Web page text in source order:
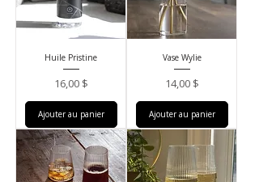
Huile Pristine
Prix
16,00 $
Ajouter au panier
Vase Wylie
Prix
14,00 $
Ajouter au panier